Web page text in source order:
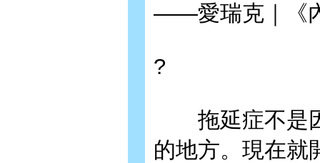
——愛瑞克｜《
?
拖延症不是因
的地方。現在就